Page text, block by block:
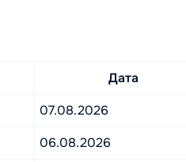
Дата
07.08.2026
06.08.2026